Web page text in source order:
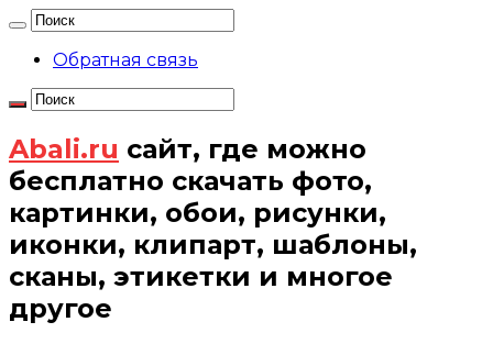
Обратная связь
Abali.ru сайт, где можно
бесплатно скачать фото,
картинки, обои, рисунки,
иконки, клипарт, шаблоны,
сканы, этикетки и многое
другое